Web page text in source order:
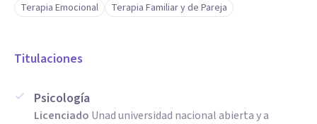
Terapia Emocional Terapia Familiar y de Pareja
Titulaciones
Psicología
Licenciado Unad universidad nacional abierta y a